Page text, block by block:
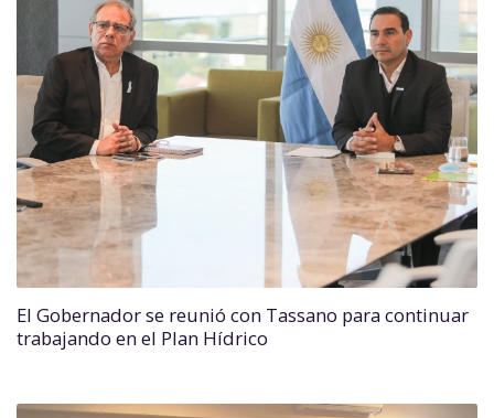
El Gobernador se reunió con Tassano para continuar
trabajando en el Plan Hídrico